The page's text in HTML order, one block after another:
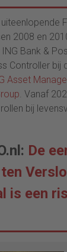
2008 en
Bank &
Controller bij
Asset
. Vanaf
bij
De
is een